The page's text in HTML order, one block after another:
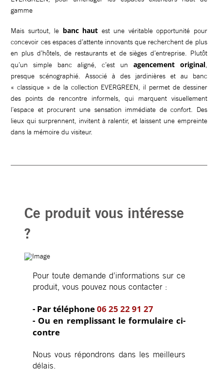
Mais surtout, le banc haut est une véritable opportunité pour
concevoir ces espaces d’attente innovants que recherchent de plus
en plus d’hôtels, de restaurants et de sièges d’entreprise. Plutôt
qu’un simple banc aligné, c’est un agencement original,
presque scénographié. Associé à des jardinières et au banc
« classique » de la collection EVERGREEN, il permet de dessiner
des points de rencontre informels, qui marquent visuellement
l’espace et procurent une sensation immédiate de confort. Des
lieux qui surprennent, invitent à ralentir, et laissent une empreinte
dans la mémoire du visiteur.
Ce produit vous intéresse
?
Pour toute demande d’informations sur ce
produit, vous pouvez nous contacter :
- Par téléphone06 25 22 91 27
- Ou en remplissant le formulaire ci-
contre
Nous vous répondrons dans les meilleurs
délais.